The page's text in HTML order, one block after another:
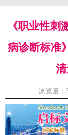
《职业性
病诊断标准
浏览量：